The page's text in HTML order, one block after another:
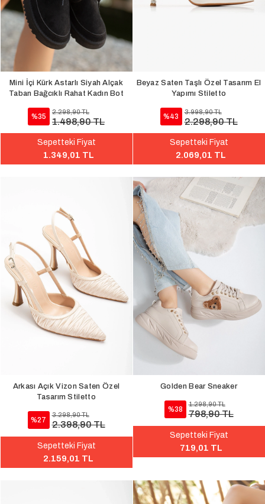
Mini İçi Kürk Astarlı Siyah Alçak
Taban Bağcıklı Rahat Kadın Bot
%35
2.298,90 TL
1.498,90 TL
Sepetteki Fiyat
1.349,01 TL
Beyaz Saten Taşlı Özel Tasarım El
Yapımı Stiletto
%43
3.998,90 TL
2.298,90 TL
Sepetteki Fiyat
2.069,01 TL
Arkası Açık Vizon Saten Özel
Tasarım Stiletto
%27
3.298,90 TL
2.398,90 TL
Sepetteki Fiyat
2.159,01 TL
Golden Bear Sneaker
%38
1.298,90 TL
798,90 TL
Sepetteki Fiyat
719,01 TL